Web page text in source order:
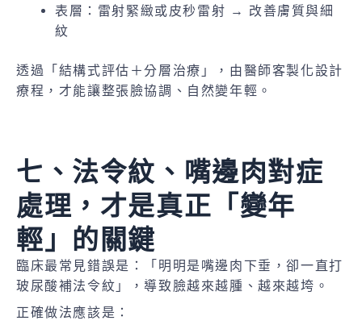
表層：雷射緊緻或皮秒雷射 → 改善膚質與細
紋
透過「結構式評估＋分層治療」，由醫師客製化設計
療程，才能讓整張臉協調、自然變年輕。
七、法令紋、嘴邊肉對症
處理，才是真正「變年
輕」的關鍵
臨床最常見錯誤是：「明明是嘴邊肉下垂，卻一直打
玻尿酸補法令紋」，導致臉越來越腫、越來越垮。
正確做法應該是：